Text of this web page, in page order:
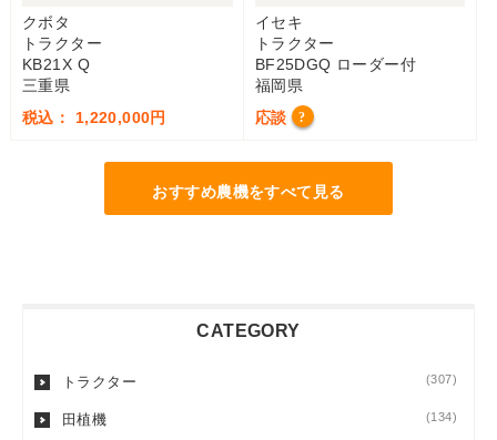
クボタ
トラクター
KB21X Q
三重県
税込： 1,220,000円
イセキ
トラクター
BF25DGQ ローダー付
福岡県
応談
?
おすすめ農機をすべて見る
CATEGORY
トラクター (307)
田植機 (134)